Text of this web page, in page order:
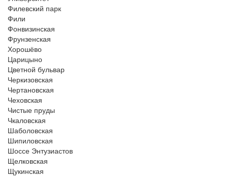
Филевский парк
Фили
Фонвизинская
Фрунзенская
Хорошёво
Царицыно
Цветной бульвар
Черкизовская
Чертановская
Чеховская
Чистые пруды
Чкаловская
Шаболовская
Шипиловская
Шоссе Энтузиастов
Щелковская
Щукинская